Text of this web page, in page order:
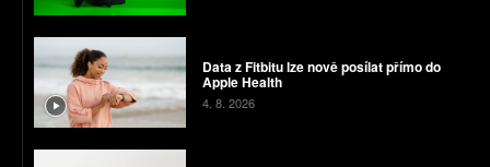
Data z Fitbitu lze nově posílat přímo do
Apple Health
4. 8. 2026